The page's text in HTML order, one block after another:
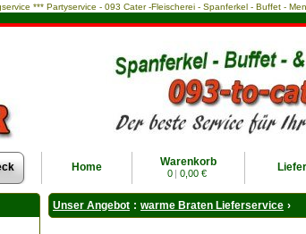
*** Partyservice - 093 Cater -Fleischerei - Spanferkel - Buffet -
Home Warenkorb
0 | 0,00 €
Unser Angebot : warme Braten Lieferservice ›